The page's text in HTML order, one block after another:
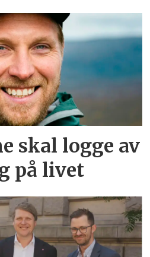
skal logge av
på livet